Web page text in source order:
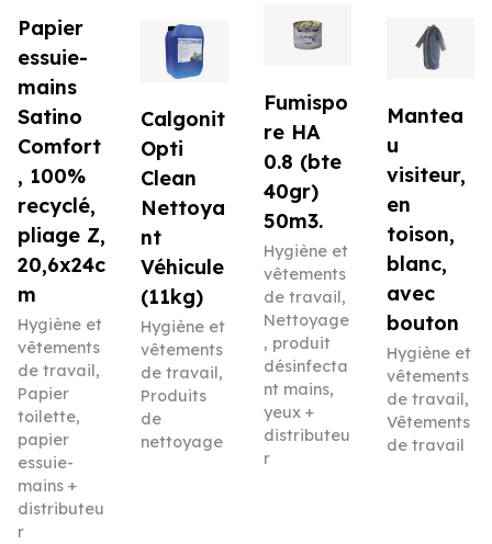
Papier
essuie-
mains
Satino
Comfort
, 100%
recyclé,
pliage Z,
20,6x24c
m
Hygiène et
vêtements
de travail,
Papier
toilette,
papier
essuie-
mains +
distributeu
r
Calgonit
Opti
Clean
Nettoya
nt
Véhicule
(11kg)
Hygiène et
vêtements
de travail,
Produits
de
nettoyage
Fumispo
re HA
0.8 (bte
40gr)
50m3.
Hygiène et
vêtements
de travail,
Nettoyage
, produit
désinfecta
nt mains,
yeux +
distributeu
r
Mantea
u
visiteur,
en
toison,
blanc,
avec
bouton
Hygiène et
vêtements
de travail,
Vêtements
de travail